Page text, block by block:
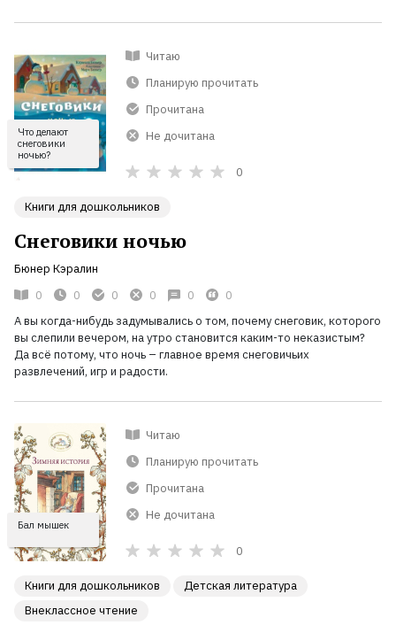
Что делают
снеговики
ночью?
Читаю
Планирую прочитать
Прочитана
Не дочитана
0
Книги для дошкольников
Снеговики ночью
Бюнер Кэралин
0
0 0 0 0
0
А вы когда-нибудь задумывались о том, почему снеговик, которого
вы слепили вечером, на утро становится каким-то неказистым?
Да всё потому, что ночь – главное время снеговичьих
развлечений, игр и радости.
Бал мышек
Читаю
Планирую прочитать
Прочитана
Не дочитана
0
Книги для дошкольников
Детская литература
Внеклассное чтение